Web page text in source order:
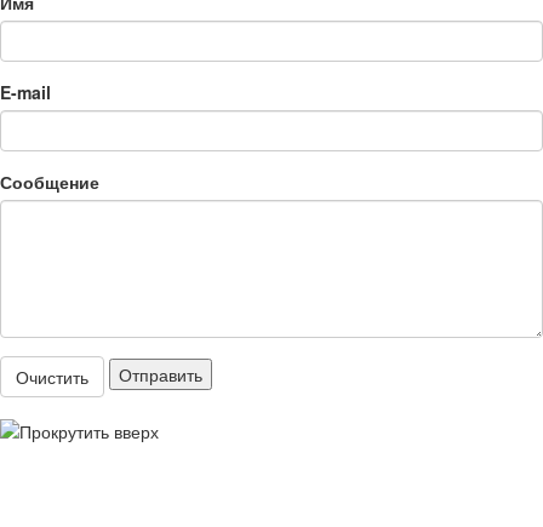
E-mail
Сообщение
Очистить Отправить